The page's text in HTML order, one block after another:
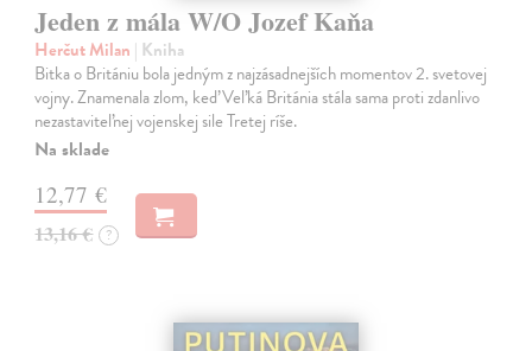
Jeden z mála W/O Jozef Kaňa
Herčut Milan | Kniha
Bitka o Britániu bola jedným z najzásadnejších momentov 2. svetovej
vojny. Znamenala zlom, keď Veľká Británia stála sama proti zdanlivo
nezastaviteľnej vojenskej sile Tretej ríše.
Na sklade
12,77 €
13,16 € ?